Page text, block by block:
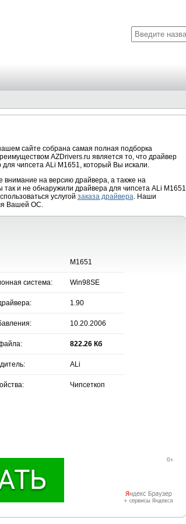
сайте собрана самая полная подборка
AZDrivers.ru является то, что драйвер
чипсета ALi M1651, который Вы искали.
на версию драйвера, а также на
и не обнаружили драйвера для чипсета ALi M1651
услугой заказа драйвера. Наши
Вашей ОС.
M1651
система: Win98SE
1.90
10.20.2006
822.26 Кб
ALi
Чипсеткоп